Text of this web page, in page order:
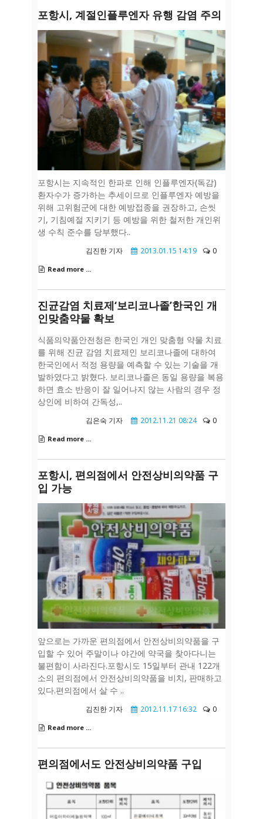
포항시, 계절인플루엔자 유행 감염 주의
포항시는 지속적인 한파로 인해 인플루엔자(독감)
환자수가 증가하는 추세이므로 인플루엔자 예방을
위해 고위험군에 대한 예방접종을 권장하고, 손씻
기, 기침예절 지키기 등 예방을 위한 철저한 개인위
생 수칙 준수를 당부했다..
김진한 기자 2013.01.15 14:19 0
Read more ...
진균감염 치료제‘보리코나졸’한국인 개
인맞춤약물 확보
식품의약품안전청은 한국인 개인 맞춤형 약물 치료
를 위해 진균 감염 치료제인 보리코나졸에 대하여
한국인에서 적정 용량을 예측할 수 있는 기술을 개
발하였다고 밝혔다. 보리코나졸은 동일 용량을 복용
하면 효소 반응이 잘 일어나지 않는 사람의 경우 정
상인에 비하여 간독성,..
김은숙 기자 2012.11.21 08:24 0
Read more ...
포항시, 편의점에서 안전상비의약품 구
입 가능
앞으로는 가까운 편의점에서 안전상비의약품을 구
입할 수 있어 주말이나 야간에 약국을 찾아다니는
불편함이 사라진다.포항시도 15일부터 관내 122개
소의 편의점에서 안전상비의약품을 비치, 판매하고
있다.편의점에서 살 수 ..
김진한 기자 2012.11.17 16:32 0
Read more ...
편의점에서도 안전상비의약품 구입